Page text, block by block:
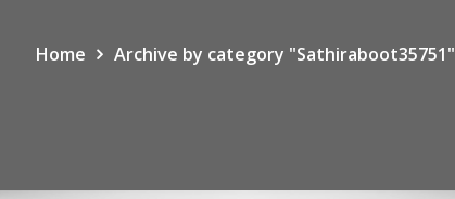
Home Archive by category "Sathiraboot35751"